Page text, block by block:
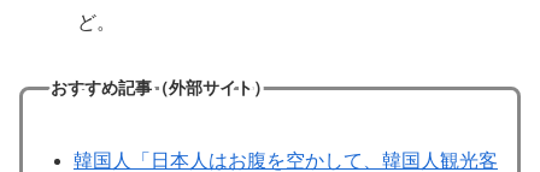
ど。
おすすめ記事（外部サイト）
韓国人「日本人はお腹を空かして、韓国人観光客